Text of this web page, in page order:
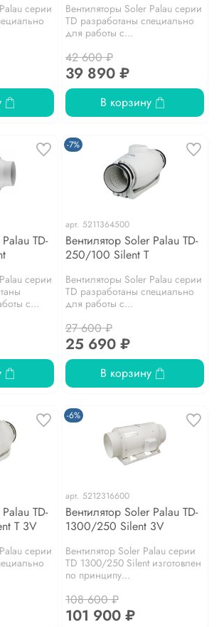
серии
Вентиляторы Soler Palau серии
TD разработаны специально
для работы с...
42 600 ₽
39 890 ₽
В корзину
TD-
серии
с...
-7%
арт. 5211364500
Вентилятор Soler Palau TD-
250/100 Silent T
Вентиляторы Soler Palau серии
TD разработаны специально
для работы с...
27 600 ₽
25 690 ₽
В корзину
TD-
T 3V
серии
-6%
арт. 5212316600
Вентилятор Soler Palau TD-
1300/250 Silent 3V
Вентилятор Soler Palau серии
TD 1300/250 Silent изготовлен
по принципу...
108 600 ₽
101 900 ₽